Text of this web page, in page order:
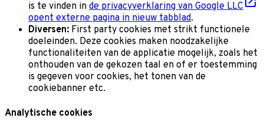
is te vinden in de privacyverklaring van Google LLC
opent externe pagina in nieuw tabblad.
Diversen: First party cookies met strikt functionele
doeleinden. Deze cookies maken noodzakelijke
functionaliteiten van de applicatie mogelijk, zoals het
onthouden van de gekozen taal en of er toestemming
is gegeven voor cookies, het tonen van de
cookiebanner etc.
Analytische cookies